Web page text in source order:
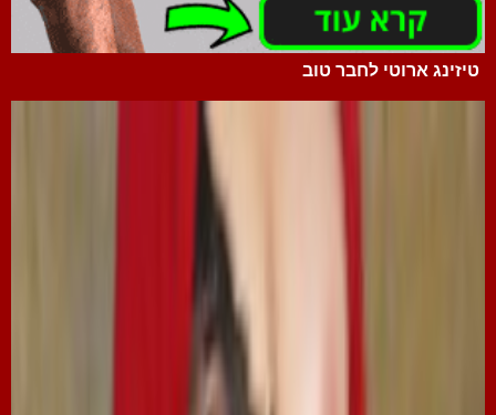
טיזינג ארוטי לחבר טוב